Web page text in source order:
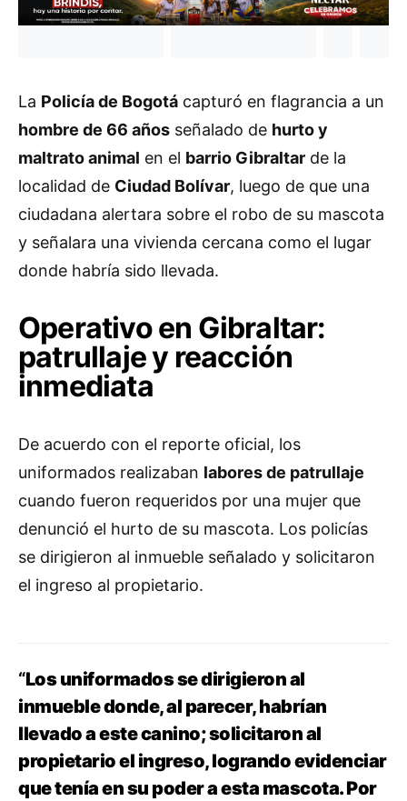
La Policía de Bogotá capturó en flagrancia a un
hombre de 66 años señalado de hurto y
maltrato animal en el barrio Gibraltar de la
localidad de Ciudad Bolívar, luego de que una
ciudadana alertara sobre el robo de su mascota
y señalara una vivienda cercana como el lugar
donde habría sido llevada.
Operativo en Gibraltar:
patrullaje y reacción
inmediata
De acuerdo con el reporte oficial, los
uniformados realizaban labores de patrullaje
cuando fueron requeridos por una mujer que
denunció el hurto de su mascota. Los policías
se dirigieron al inmueble señalado y solicitaron
el ingreso al propietario.
“Los uniformados se dirigieron al
inmueble donde, al parecer, habrían
llevado a este canino; solicitaron al
propietario el ingreso, logrando evidenciar
que tenía en su poder a esta mascota. Por